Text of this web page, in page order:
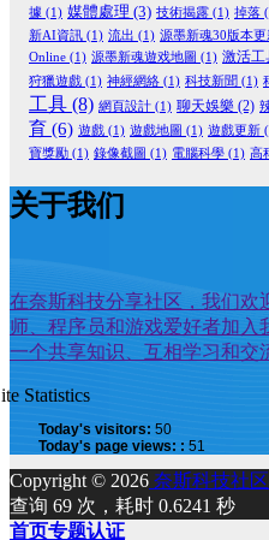
據 (1) 媒體處理 (3) 技術揭露 (1) 掉落
新AI資訊 (1) 流出 (1) 源墨新魂30版本更
Online (1) 源墨新魂遊戏地圖 (1) 激活工
狩獵遊戲 (1) 神經網絡 (1) 科技新聞 (1)
工具 (8) 網頁設計 (1) 聊天娛樂 (2)
育 (6) 遊戲 (1) 遊戲地圖 (1) 遊戲更新
寶獎勵 (1) 錄像截圖 (1) 電腦科學 (1) 高
关于我们
在奈斯科技分享社区，我们欢
师、程序员和游戏爱好者加
一个共享知识、互相学习和交
Statistics
Today's visitors: 50
Today's page views: : 51
Copyright © 2026 奈斯科技社
查询 69 次，耗时 0.6241 秒
首页专题认证